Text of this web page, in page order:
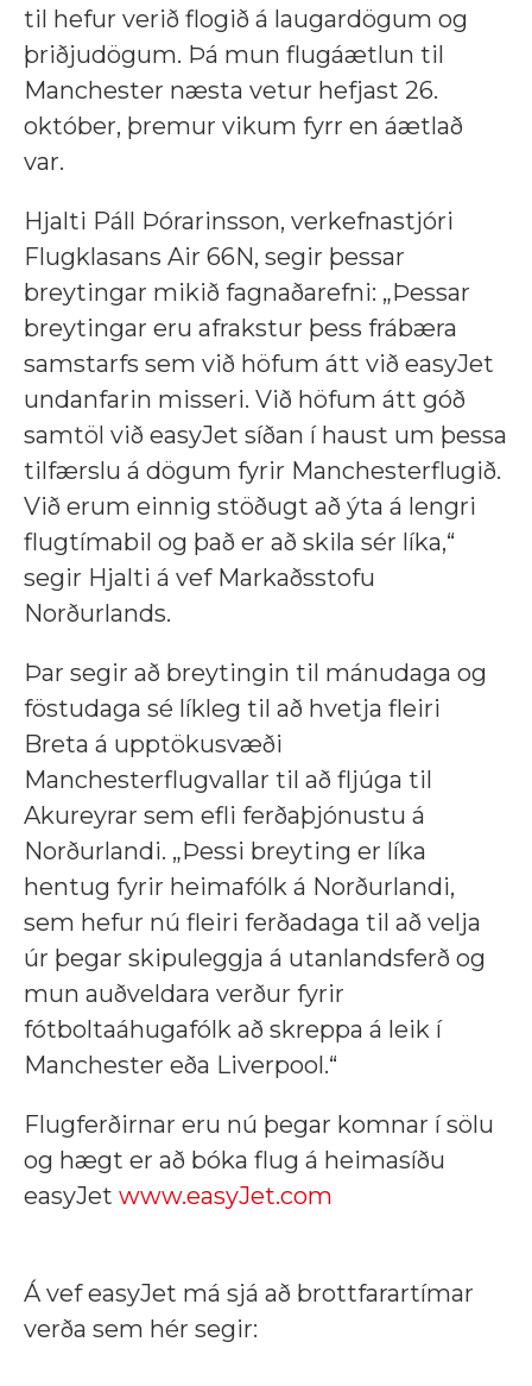
til hefur verið flogið á laugardögum og
þriðjudögum. Þá mun flugáætlun til
Manchester næsta vetur hefjast 26.
október, þremur vikum fyrr en áætlað
var.
Hjalti Páll Þórarinsson, verkefnastjóri
Flugklasans Air 66N, segir þessar
breytingar mikið fagnaðarefni: „Þessar
breytingar eru afrakstur þess frábæra
samstarfs sem við höfum átt við easyJet
undanfarin misseri. Við höfum átt góð
samtöl við easyJet síðan í haust um þessa
tilfærslu á dögum fyrir Manchesterflugið.
Við erum einnig stöðugt að ýta á lengri
flugtímabil og það er að skila sér líka,“
segir Hjalti á vef Markaðsstofu
Norðurlands.
Þar segir að breytingin til mánudaga og
föstudaga sé líkleg til að hvetja fleiri
Breta á upptökusvæði
Manchesterflugvallar til að fljúga til
Akureyrar sem efli ferðaþjónustu á
Norðurlandi. „Þessi breyting er líka
hentug fyrir heimafólk á Norðurlandi,
sem hefur nú fleiri ferðadaga til að velja
úr þegar skipuleggja á utanlandsferð og
mun auðveldara verður fyrir
fótboltaáhugafólk að skreppa á leik í
Manchester eða Liverpool.“
Flugferðirnar eru nú þegar komnar í sölu
og hægt er að bóka flug á heimasíðu
easyJet www.easyJet.com
Á vef easyJet má sjá að brottfarartímar
verða sem hér segir: